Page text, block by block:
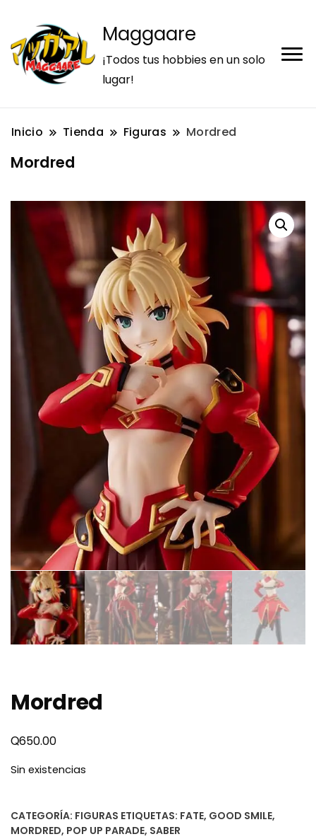
Maggaare
¡Todos tus hobbies en un solo
lugar!
Inicio Tienda Figuras Mordred
Mordred
Mordred
Q650.00
Sin existencias
CATEGORÍA: FIGURAS ETIQUETAS: FATE, GOOD SMILE,
MORDRED, POP UP PARADE, SABER